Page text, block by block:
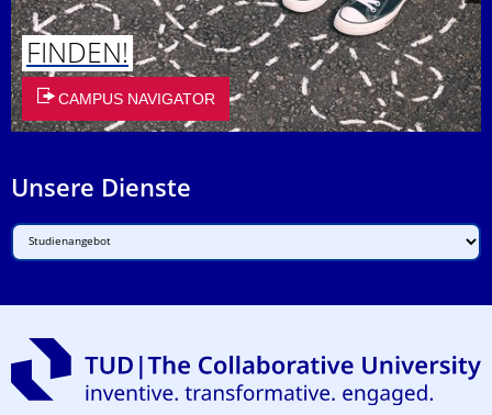
FINDEN!
CAMPUS NAVIGATOR
Unsere Dienste